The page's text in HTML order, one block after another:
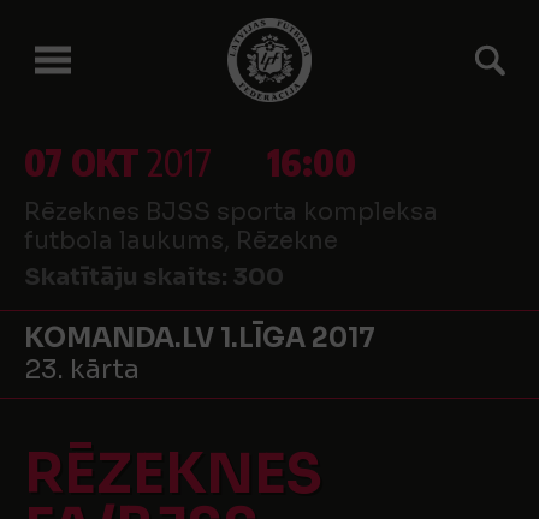
07 OKT2017 16:00
Rēzeknes BJSS sporta kompleksa
futbola laukums, Rēzekne
Skatītāju skaits: 300
KOMANDA.LV 1.LĪGA 2017
23. kārta
RĒZEKNES